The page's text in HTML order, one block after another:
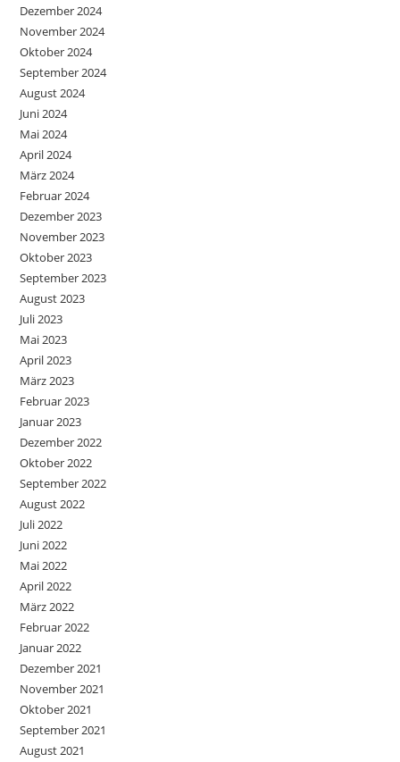
Dezember 2024
November 2024
Oktober 2024
September 2024
August 2024
Juni 2024
Mai 2024
April 2024
März 2024
Februar 2024
Dezember 2023
November 2023
Oktober 2023
September 2023
August 2023
Juli 2023
Mai 2023
April 2023
März 2023
Februar 2023
Januar 2023
Dezember 2022
Oktober 2022
September 2022
August 2022
Juli 2022
Juni 2022
Mai 2022
April 2022
März 2022
Februar 2022
Januar 2022
Dezember 2021
November 2021
Oktober 2021
September 2021
August 2021